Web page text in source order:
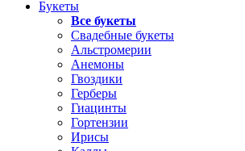
Букеты
Все букеты
Свадебные букеты
Альстромерии
Анемоны
Гвоздики
Герберы
Гиацинты
Гортензии
Ирисы